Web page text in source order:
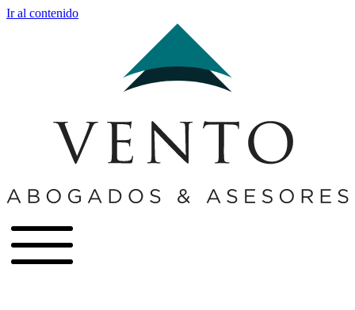
Ir al contenido